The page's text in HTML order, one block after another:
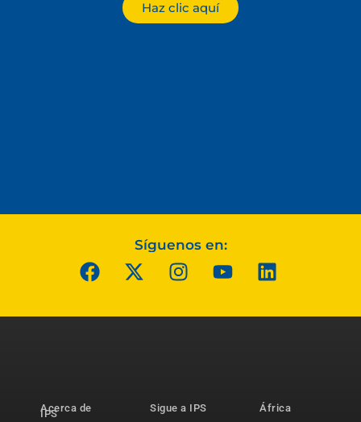
Haz clic aquí
Síguenos en:
Acerca de
IPS
Sigue a IPS
África